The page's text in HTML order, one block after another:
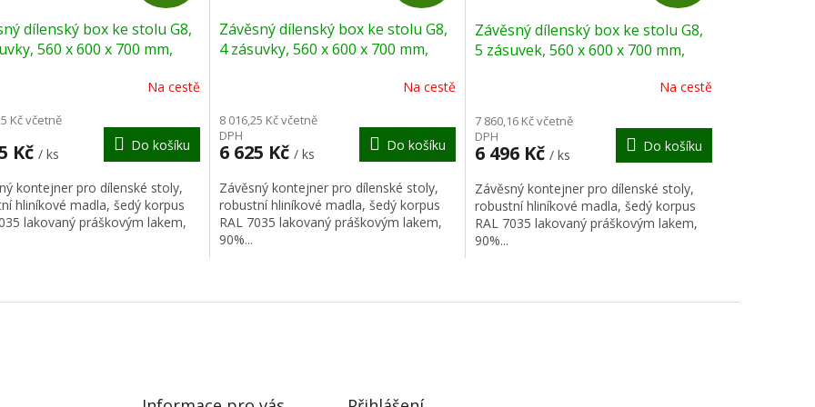
A
R
M
A
dílenský box ke stolu G8,
560 x 600 x 700 mm,
Na cestě
Kč včetně
Kč / ks
Do košíku
kontejner pro dílenské stoly,
hliníkové madla, šedý korpus
lakovaný práškovým lakem,
A
R
M
A
Závěsný dílenský box ke stolu G8,
4 zásuvky, 560 x 600 x 700 mm,
Na cestě
8 016,25 Kč včetně
DPH
6 625 Kč / ks
Do košíku
Závěsný kontejner pro dílenské stoly,
robustní hliníkové madla, šedý korpus
RAL 7035 lakovaný práškovým lakem,
90%...
A
R
M
A
Závěsný dílenský box ke stolu G8,
5 zásuvek, 560 x 600 x 700 mm,
Na cestě
7 860,16 Kč včetně
DPH
6 496 Kč / ks
Do košíku
Závěsný kontejner pro dílenské stoly,
robustní hliníkové madla, šedý korpus
RAL 7035 lakovaný práškovým lakem,
90%...
v